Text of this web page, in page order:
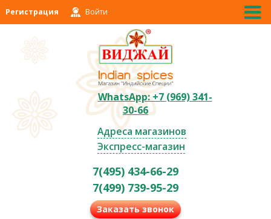
Регистрация Войти
WhatsApp: +7 (969) 341-
30-66
Адреса магазинов
Экспресс-магазин
7(495) 434-66-29
7(499) 739-95-29
Заказать звонок